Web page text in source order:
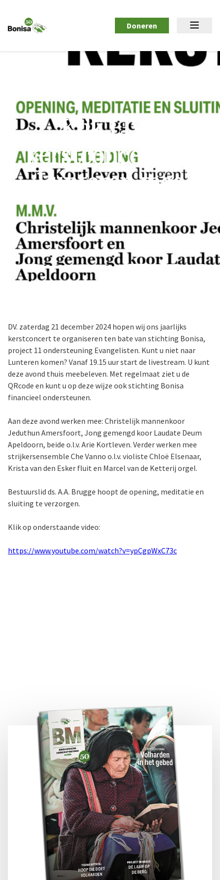
Doneren
Kijk LIVE
kerstconcert uit
Lunteren mee
DV. zaterdag 21 december 2024 hopen wij ons jaarlijks
kerstconcert te organiseren ten bate van stichting Bonisa,
project 11 ondersteuning Evangelisten. Kunt u niet naar
Lunteren komen? Vanaf 19.15 uur start de livestream. U kunt
deze avond thuis meebeleven. Met regelmaat ziet u de
QRcode en kunt u op deze wijze ook stichting Bonisa
financieel ondersteunen.
Aan deze avond werken mee: Christelijk mannenkoor
Jeduthun Amersfoort, Jong gemengd koor Laudate Deum
Apeldoorn, beide o.l.v. Arie Kortleven. Verder werken mee
strijkersensemble Che Vanno o.l.v. violiste Chloë Elsenaar,
Krista van den Esker fluit en Marcel van de Ketterij orgel.
Bestuurslid ds. A.A. Brugge hoopt de opening, meditatie en
sluiting te verzorgen.
Klik op onderstaande video:
https://www.youtube.com/watch?v=ypCgpWxC73c